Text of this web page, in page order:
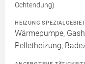
Ochtendung)
HEIZUNG
Wärmepumpe,
Pelletheizung,